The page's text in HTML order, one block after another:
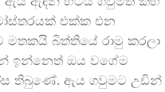
එක්ක එන
බිත්තියේ රාමු කරලා
ඉන්නෙත් ඔය වගේම
තිබුණේ. ඇය ගවුමට උඩින්